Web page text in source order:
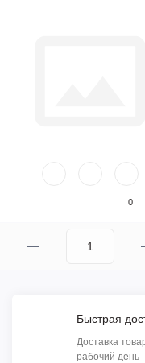
0
Быстрая
Доставка
рабочий день